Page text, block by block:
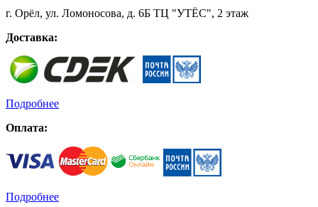
г. Орёл, ул. Ломоносова, д. 6Б ТЦ "УТЁС", 2 этаж
Доставка:
Подробнее
Оплата:
Подробнее